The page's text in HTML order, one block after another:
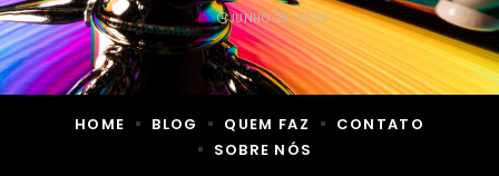
JUNHO 23, 2026
HOME BLOG QUEM FAZ
CONTATO
SOBRE NÓS